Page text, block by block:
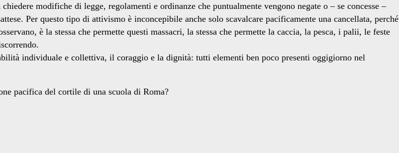
modifiche di legge, regolamenti e ordinanze che puntualmente vengono negate o – se concesse –
Per questo tipo di attivismo è inconcepibile anche solo scavalcare pacificamente una cancellata, perché
è la stessa che permette questi massacri, la stessa che permette la caccia, la pesca, i palii, le feste
individuale e collettiva, il coraggio e la dignità: tutti elementi ben poco presenti oggigiorno nel
pacifica del cortile di una scuola di Roma?